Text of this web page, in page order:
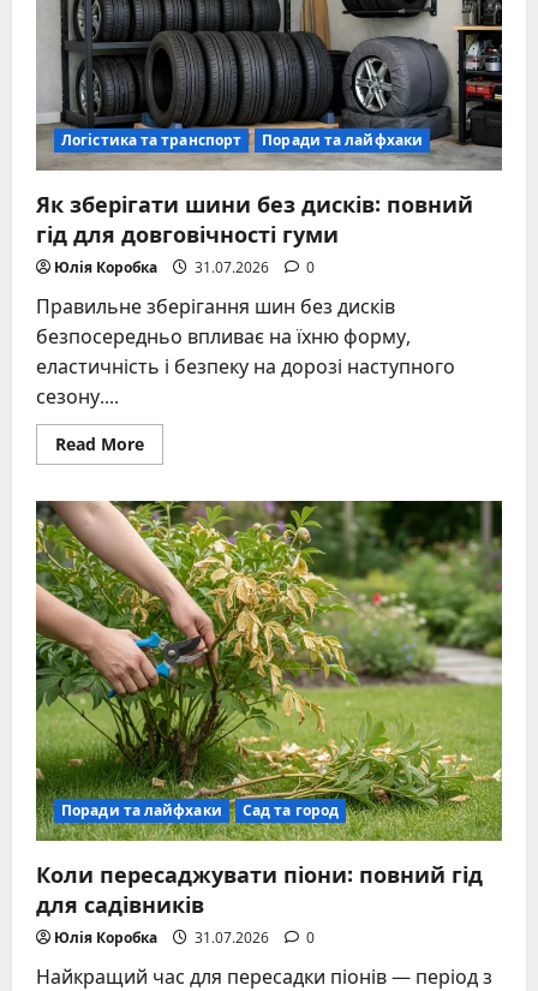
Логістика та транспорт Поради та лайфхаки
Як зберігати шини без дисків: повний
гід для довговічності гуми
Юлія Коробка 31.07.2026 0
Правильне зберігання шин без дисків
безпосередньо впливає на їхню форму,
еластичність і безпеку на дорозі наступного
сезону....
Read MoreRead
more
зберігати
шини
без
дисків:
повний
гід
для
довговічності
гуми
Поради та лайфхаки Сад та город
Коли пересаджувати піони: повний гід
для садівників
Юлія Коробка 31.07.2026 0
Найкращий час для пересадки піонів — період з